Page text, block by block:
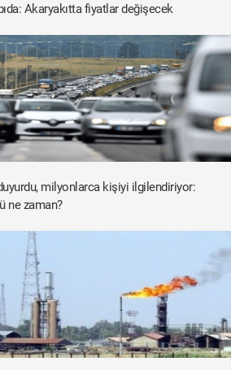
Akaryakıtta fiyatlar değişecek
milyonlarca kişiyi ilgilendiriyor:
ne zaman?